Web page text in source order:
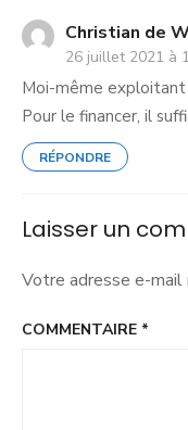
Christian de
26 juillet 2021 à
Moi-même
Pour le financer, il
RÉPONDRE
Laisser un
Votre adresse e-mail
COMMENTAIRE *